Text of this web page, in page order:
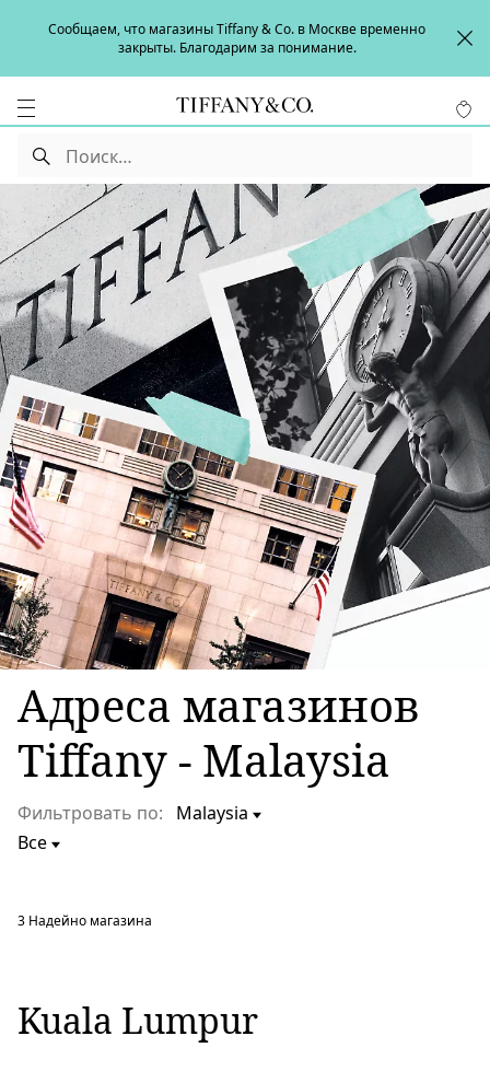
Сообщаем, что магазины Tiffany & Co. в Москве временно
закрыты. Благодарим за понимание.
Адреса магазинов
Tiffany - Malaysia
Фильтровать по:
3 Надейно магазина
Kuala Lumpur